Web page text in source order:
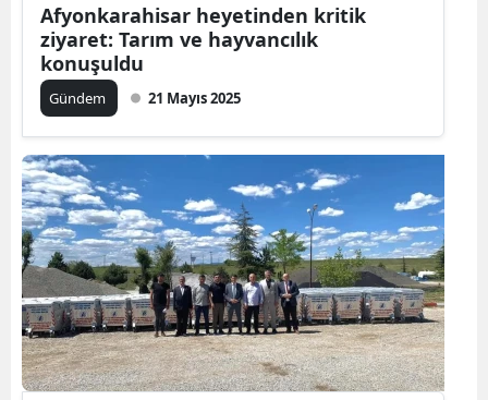
Afyonkarahisar heyetinden kritik
ziyaret: Tarım ve hayvancılık
konuşuldu
Gündem 21 Mayıs 2025